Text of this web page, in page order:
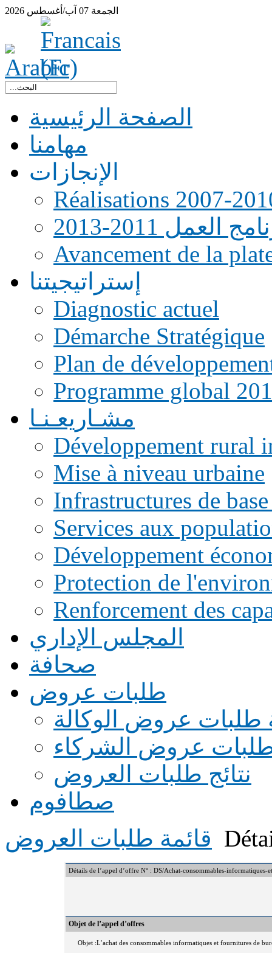
الجمعة 07 آب/أغسطس 2026
الصفحة الرئيسية
مهامنا
الإنجازات
Réalisations 2007-
العمل 2011-2013
Avancement de la
إستراتيجيتنا
Diagnostic actuel
Démarche Stratégique
Plan de
Programme global
مشـاريعـنـا
Développement rural
Mise à niveau urbaine
Infrastructures de
Services aux
Développement
Protection de
Renforcement des
المجلس الإداري
صحافة
طلبات عروض
طلبات عروض الوكالة
طلبات عروض الشركاء
نتائج طلبات العروض
صطافوم
قائمة طلبات العروض
Détails de l’appel d’offre N° : DS/Achat-consommables-
Objet de l’appel d’offres
Objet :L’achat des consommables informatiques et fournitures de